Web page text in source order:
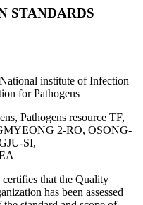
STANDARDS
institute of Infection
for Pathogens
Pathogens resource TF,
2-RO, OSONG-
SI,
that the Quality
has been assessed